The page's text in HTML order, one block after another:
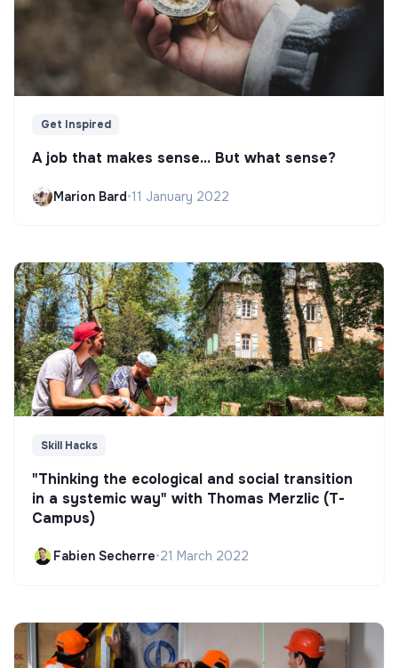
Get Inspired
A job that makes sense... But what sense?
Marion Bard•11 January 2022
Skill Hacks
"Thinking the ecological and social transition
in a systemic way" with Thomas Merzlic (T-
Campus)
Fabien Secherre•21 March 2022